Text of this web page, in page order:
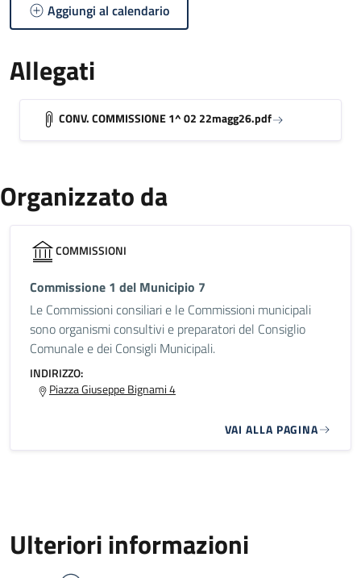
Aggiungi al calendario
Allegati
CONV. COMMISSIONE 1^ 02 22magg26.pdf
Organizzato da
COMMISSIONI
Commissione 1 del Municipio 7
Le Commissioni consiliari e le Commissioni municipali
sono organismi consultivi e preparatori del Consiglio
Comunale e dei Consigli Municipali.
INDIRIZZO:
Piazza Giuseppe Bignami 4
VAI ALLA PAGINA
Ulteriori informazioni